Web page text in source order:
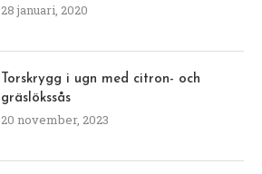
28 januari, 2020
Torskrygg i ugn med citron- och
gräslökssås
20 november, 2023